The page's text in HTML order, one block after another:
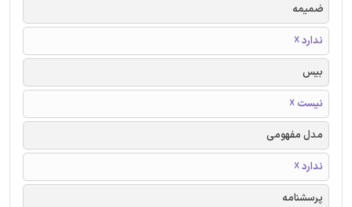
ضمیمه
ندارد ☓
بیس
نیست ☓
مدل مفهومی
ندارد ☓
پرسشنامه